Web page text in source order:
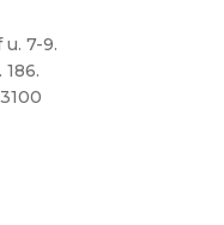
u. 7-9.